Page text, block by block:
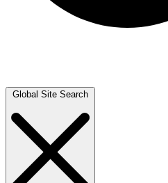
Global Site Search